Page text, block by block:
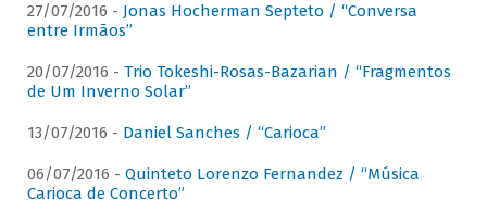
27/07/2016 - Jonas Hocherman Septeto / “Conversa
entre Irmãos”
20/07/2016 - Trio Tokeshi-Rosas-Bazarian / “Fragmentos
de Um Inverno Solar”
13/07/2016 - Daniel Sanches / “Carioca”
06/07/2016 - Quinteto Lorenzo Fernandez / “Música
Carioca de Concerto”